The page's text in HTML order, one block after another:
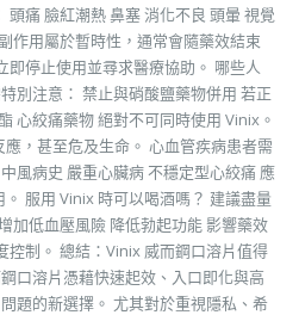
痛 臉紅潮熱 鼻塞 消化不良 頭暈 視覺
作用屬於暫時性，通常會隨藥效結束
即停止使用並尋求醫療協助。 哪些人
別注意： 禁止與硝酸鹽藥物併用 若正
心絞痛藥物 絕對不可同時使用 Vinix。
，甚至危及生命。 心血管疾病患者需
風病史 嚴重心臟病 不穩定型心絞痛 應
服用 Vinix 時可以喝酒嗎？ 建議盡量
加低血壓風險 降低勃起功能 影響藥效
控制。 總結：Vinix 威而鋼口溶片值得
口溶片憑藉快速起效、入口即化與高
題的新選擇。 尤其對於重視隱私、希